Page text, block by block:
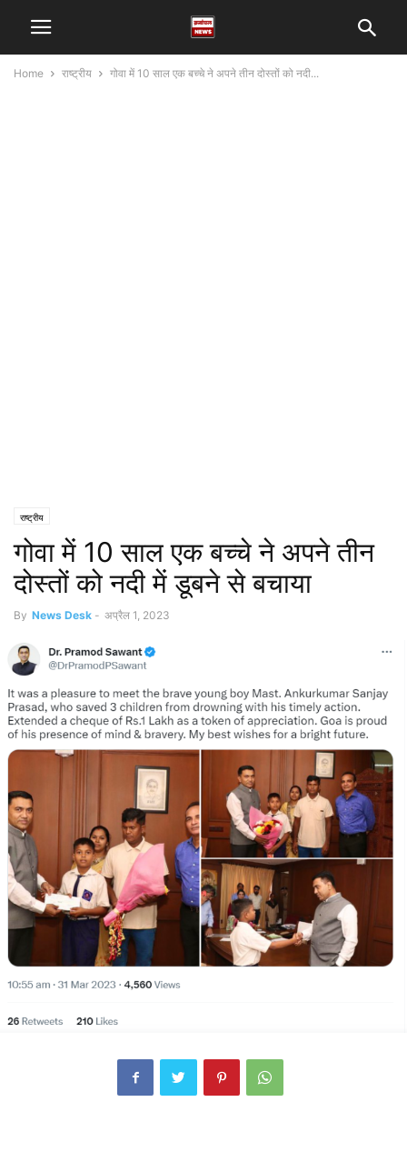
Home राष्ट्रीय गोवा में 10 साल एक बच्चे ने अपने तीन दोस्तों को नदी...
राष्ट्रीय
गोवा में 10 साल एक बच्चे ने अपने तीन
दोस्तों को नदी में डूबने से बचाया
By News Desk - अप्रैल 1, 2023